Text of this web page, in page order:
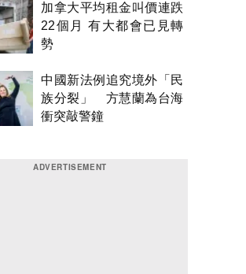
加拿大平均租金叫價連跌
22個月 有大都會已見轉
勢
中國新法例追究境外「民
族分裂」 方慧蘭為台海
衝突敲警鐘